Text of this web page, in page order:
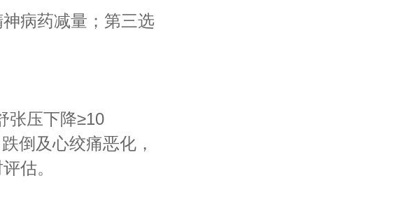
病药减量；第三选
压下降≥10
倒及心绞痛恶化，
估。